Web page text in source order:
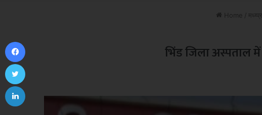
Home /
भिंड जिला अस्पताल